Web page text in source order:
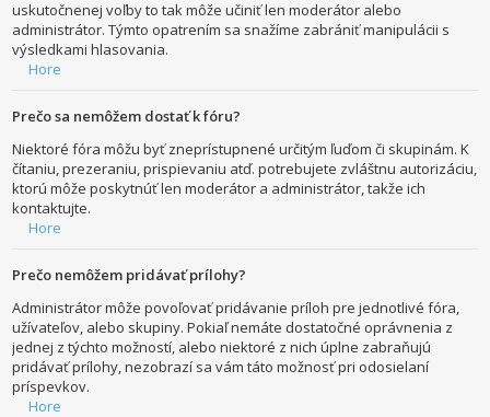
uskutočnenej voľby to tak môže učiniť len moderátor alebo
administrátor. Týmto opatrením sa snažíme zabrániť manipulácii s
výsledkami hlasovania.
Hore
Prečo sa nemôžem dostať k fóru?
Niektoré fóra môžu byť zneprístupnené určitým ľuďom či skupinám. K
čítaniu, prezeraniu, prispievaniu atď. potrebujete zvláštnu autorizáciu,
ktorú môže poskytnúť len moderátor a administrátor, takže ich
kontaktujte.
Hore
Prečo nemôžem pridávať prílohy?
Administrátor môže povoľovať pridávanie príloh pre jednotlivé fóra,
užívateľov, alebo skupiny. Pokiaľ nemáte dostatočné oprávnenia z
jednej z týchto možností, alebo niektoré z nich úplne zabraňujú
pridávať prílohy, nezobrazí sa vám táto možnosť pri odosielaní
príspevkov.
Hore